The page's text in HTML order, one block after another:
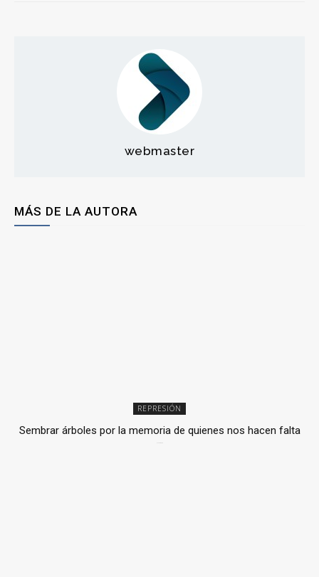
webmaster
MÁS DE LA AUTORA
REPRESIÓN
Sembrar árboles por la memoria de quienes nos hacen falta